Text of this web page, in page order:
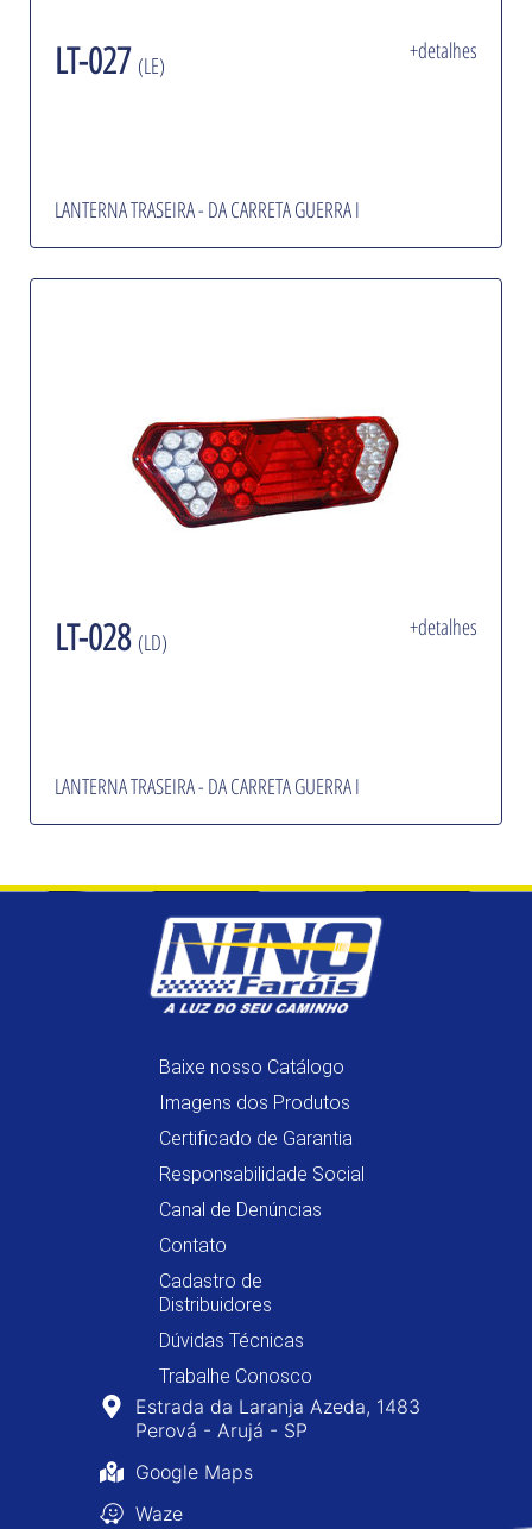
LT-027 (LE)
+detalhes
LANTERNA TRASEIRA - DA CARRETA GUERRA I
LT-028 (LD)
+detalhes
LANTERNA TRASEIRA - DA CARRETA GUERRA I
Baixe nosso Catálogo
Imagens dos Produtos
Certificado de Garantia
Responsabilidade Social
Canal de Denúncias
Contato
Cadastro de
Distribuidores
Dúvidas Técnicas
Trabalhe Conosco
Estrada da Laranja Azeda, 1483
Perová - Arujá - SP
Google Maps
Waze